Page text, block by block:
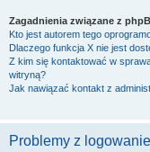
Zagadnienia związane z
Kto jest autorem tego
Dlaczego funkcja X nie jest
Z kim się kontaktować w
witryną?
Jak nawiązać kontakt z
Problemy z